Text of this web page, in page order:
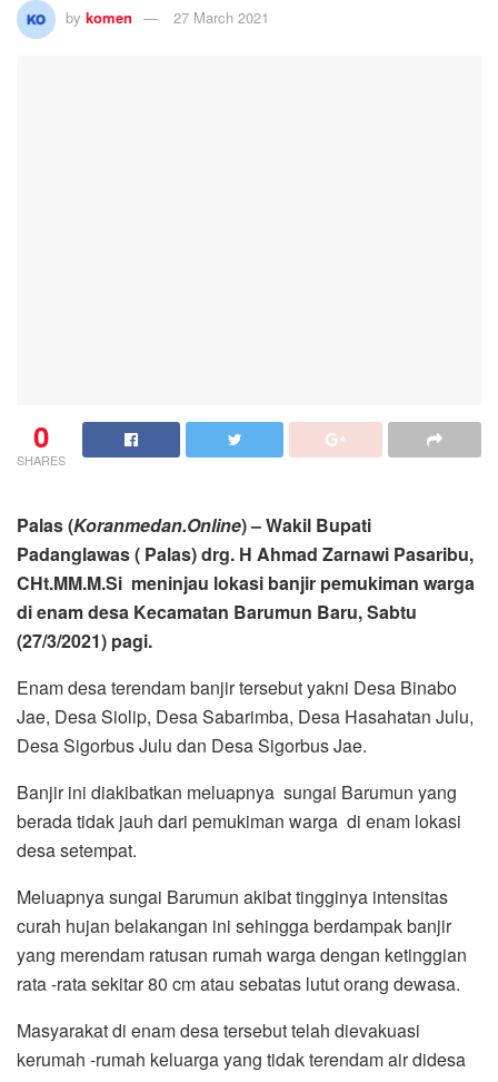
by komen 27 March 2021
0
SHARES
Palas (Koranmedan.Online) – Wakil Bupati
Padanglawas ( Palas) drg. H Ahmad Zarnawi Pasaribu,
CHt.MM.M.Si meninjau lokasi banjir pemukiman warga
di enam desa Kecamatan Barumun Baru, Sabtu
(27/3/2021) pagi.
Enam desa terendam banjir tersebut yakni Desa Binabo
Jae, Desa Siolip, Desa Sabarimba, Desa Hasahatan Julu,
Desa Sigorbus Julu dan Desa Sigorbus Jae.
Banjir ini diakibatkan meluapnya sungai Barumun yang
berada tidak jauh dari pemukiman warga di enam lokasi
desa setempat.
Meluapnya sungai Barumun akibat tingginya intensitas
curah hujan belakangan ini sehingga berdampak banjir
yang merendam ratusan rumah warga dengan ketinggian
rata -rata sekitar 80 cm atau sebatas lutut orang dewasa.
Masyarakat di enam desa tersebut telah dievakuasi
kerumah -rumah keluarga yang tidak terendam air didesa